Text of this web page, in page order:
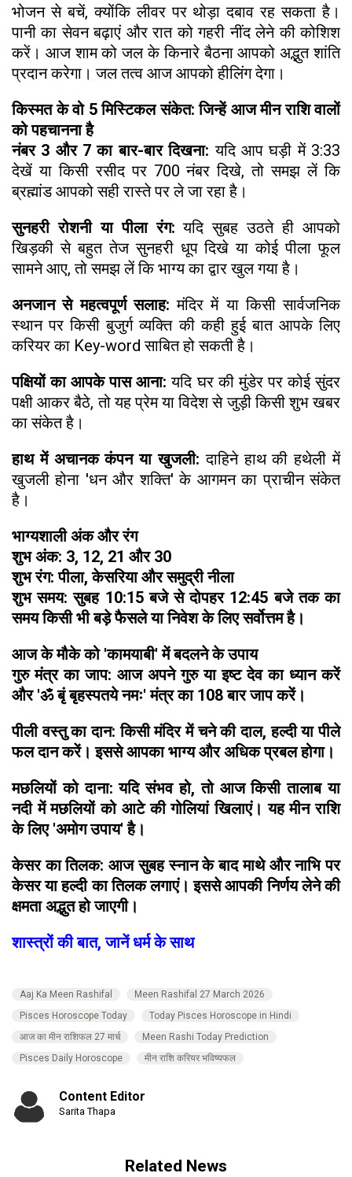
भोजन से बचें, क्योंकि लीवर पर थोड़ा दबाव रह सकता है।
पानी का सेवन बढ़ाएं और रात को गहरी नींद लेने की कोशिश
करें। आज शाम को जल के किनारे बैठना आपको अद्भुत शांति
प्रदान करेगा। जल तत्व आज आपको हीलिंग देगा।
किस्मत के वो 5 मिस्टिकल संकेत: जिन्हें आज मीन राशि वालों
को पहचानना है
नंबर 3 और 7 का बार-बार दिखना:यदि आप घड़ी में 3:33
देखें या किसी रसीद पर 700 नंबर दिखे, तो समझ लें कि
ब्रह्मांड आपको सही रास्ते पर ले जा रहा है।
सुनहरी रोशनी या पीला रंग:यदि सुबह उठते ही आपको
खिड़की से बहुत तेज सुनहरी धूप दिखे या कोई पीला फूल
सामने आए, तो समझ लें कि भाग्य का द्वार खुल गया है।
अनजान से महत्वपूर्ण सलाह: मंदिर में या किसी सार्वजनिक
स्थान पर किसी बुजुर्ग व्यक्ति की कही हुई बात आपके लिए
करियर का Key-word साबित हो सकती है।
पक्षियों का आपके पास आना: यदि घर की मुंडेर पर कोई सुंदर
पक्षी आकर बैठे, तो यह प्रेम या विदेश से जुड़ी किसी शुभ खबर
का संकेत है।
हाथ में अचानक कंपन या खुजली: दाहिने हाथ की हथेली में
खुजली होना 'धन और शक्ति' के आगमन का प्राचीन संकेत
है।
भाग्यशाली अंक और रंग
शुभ अंक: 3, 12, 21 और 30
शुभ रंग: पीला, केसरिया और समुद्री नीला
शुभ समय: सुबह 10:15 बजे से दोपहर 12:45 बजे तक का
समय किसी भी बड़े फैसले या निवेश के लिए सर्वोत्तम है।
आज के मौके को 'कामयाबी' में बदलने के उपाय
गुरु मंत्र का जाप: आज अपने गुरु या इष्ट देव का ध्यान करें
और 'ॐ बृं बृहस्पतये नमः' मंत्र का 108 बार जाप करें।
पीली वस्तु का दान: किसी मंदिर में चने की दाल, हल्दी या पीले
फल दान करें। इससे आपका भाग्य और अधिक प्रबल होगा।
मछलियों को दाना: यदि संभव हो, तो आज किसी तालाब या
नदी में मछलियों को आटे की गोलियां खिलाएं। यह मीन राशि
के लिए 'अमोग उपाय' है।
केसर का तिलक: आज सुबह स्नान के बाद माथे और नाभि पर
केसर या हल्दी का तिलक लगाएं। इससे आपकी निर्णय लेने की
क्षमता अद्भुत हो जाएगी।
शास्त्रों की बात, जानें धर्म के साथ
Aaj Ka Meen Rashifal
Meen Rashifal 27 March 2026
Pisces Horoscope Today
Today Pisces Horoscope in Hindi
आज का मीन राशिफल 27 मार्च
Meen Rashi Today Prediction
Pisces Daily Horoscope
मीन राशि करियर भविष्यफल
Content Editor
Sarita Thapa
Related News